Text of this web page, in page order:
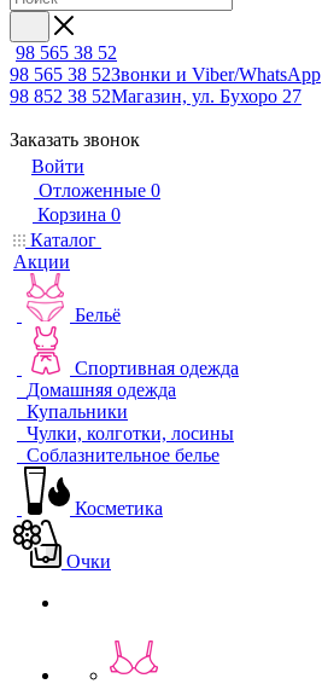
98 565 38 52
98 565 38 52Звонки и Viber/WhatsApp
98 852 38 52Магазин, ул. Бухоро 27
Заказать звонок
Войти
Отложенные 0
Корзина 0
Каталог
Акции
Бельё
Спортивная одежда
Домашняя одежда
Купальники
Чулки, колготки, лосины
Соблазнительное белье
Косметика
Очки